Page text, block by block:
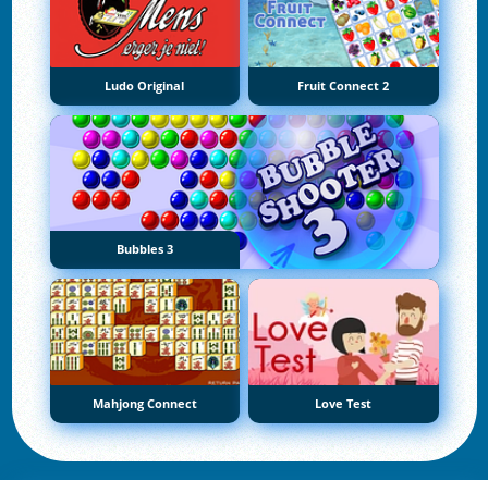
Ludo Original Fruit Connect 2
Bubbles 3
Mahjong Connect Love Test